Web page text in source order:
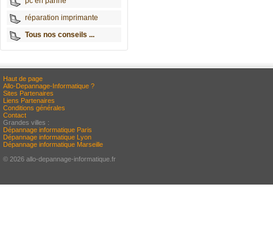
réparation imprimante
Tous nos conseils ...
Haut de page
Allo-Depannage-Informatique ?
Sites Partenaires
Liens Partenaires
Conditions générales
Contact
Grandes villes :
Dépannage informatique Paris
Dépannage informatique Lyon
Dépannage informatique Marseille
© 2026 allo-depannage-informatique.fr